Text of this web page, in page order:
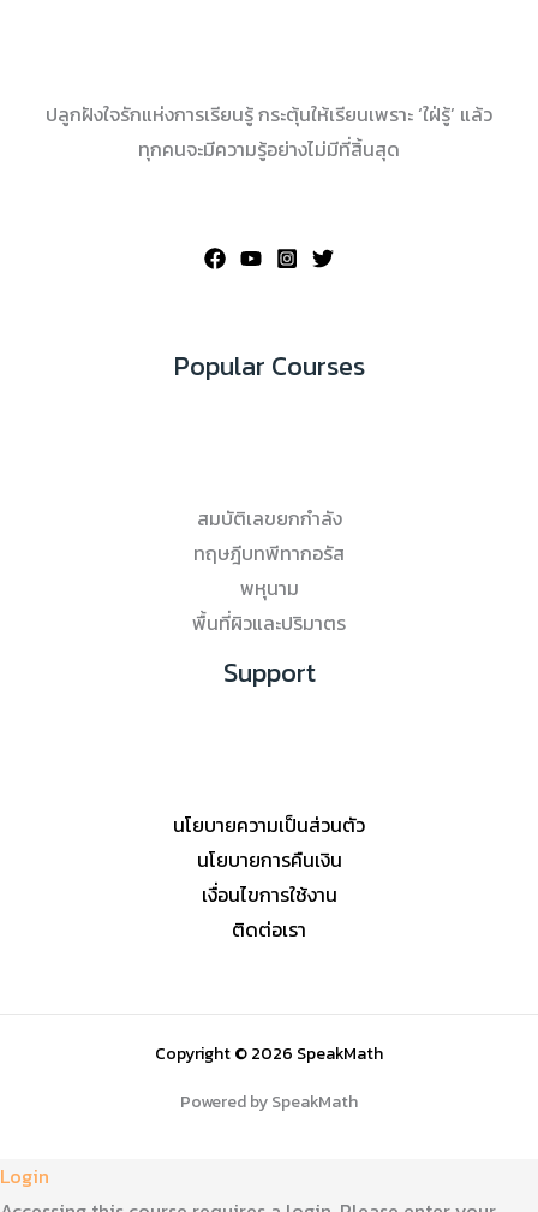
ปลูกฝังใจรักแห่งการเรียนรู้ กระตุ้นให้เรียนเพราะ ‘ใฝ่รู้’ แล้ว
ทุกคนจะมีความรู้อย่างไม่มีที่สิ้นสุด
Popular Courses
สมบัติเลขยกกำลัง
ทฤษฎีบทพีทากอรัส
พหุนาม
พื้นที่ผิวและปริมาตร
Support
นโยบายความเป็นส่วนตัว
นโยบายการคืนเงิน
เงื่อนไขการใช้งาน
ติดต่อเรา
Copyright © 2026 SpeakMath
Powered by SpeakMath
Login